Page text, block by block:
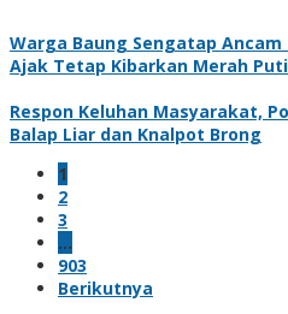
Warga Baung Sengatap Ancam
Ajak Tetap Kibarkan Merah
Respon Keluhan Masyarakat,
Balap Liar dan Knalpot Brong
1
2
3
…
903
Berikutnya